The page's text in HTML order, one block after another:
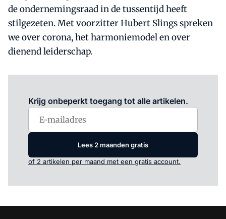
de ondernemingsraad in de tussentijd heeft
stilgezeten. Met voorzitter Hubert Slings spreken
we over corona, het harmoniemodel en over
dienend leiderschap.
Krijg onbeperkt toegang tot alle artikelen.
Lees 2 maanden gratis
of 2 artikelen per maand met een gratis account.